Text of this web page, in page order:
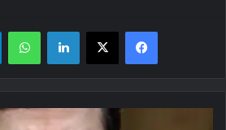
فیسبوک X لینکدین